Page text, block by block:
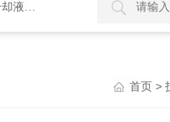
浴等
首页 >